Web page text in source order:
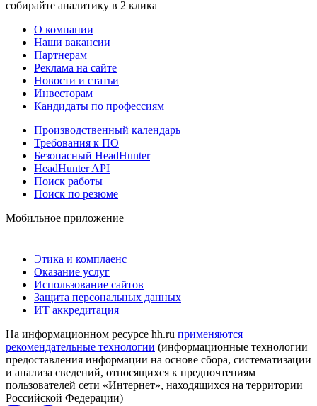
собирайте аналитику в 2 клика
О компании
Наши вакансии
Партнерам
Реклама на сайте
Новости и статьи
Инвесторам
Кандидаты по профессиям
Производственный календарь
Требования к ПО
Безопасный HeadHunter
HeadHunter API
Поиск работы
Поиск по резюме
Мобильное приложение
Этика и комплаенс
Оказание услуг
Использование сайтов
Защита персональных данных
ИТ аккредитация
На информационном ресурсе hh.ru применяются
рекомендательные технологии (информационные технологии
предоставления информации на основе сбора, систематизации
и анализа сведений, относящихся к предпочтениям
пользователей сети «Интернет», находящихся на территории
Российской Федерации)